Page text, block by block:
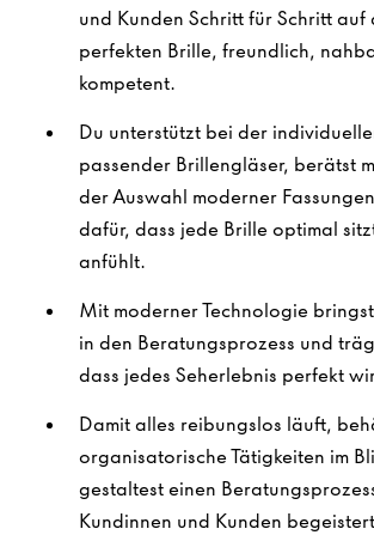
und Kunden Schritt für Schritt auf
perfekten Brille, freundlich,
kompetent.
Du unterstützt bei der
passender Brillengläser, berätst
der Auswahl moderner
dafür, dass jede Brille optimal
anfühlt.
Mit moderner Technologie
in den Beratungsprozess und
dass jedes Seherlebnis perfekt
Damit alles reibungslos läuft,
organisatorische Tätigkeiten im
gestaltest einen
Kundinnen und Kunden